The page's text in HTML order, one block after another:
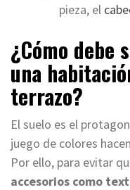
pieza, el
¿Cómo debe
una
terrazo?
El suelo es el
juego de colores
Por ello, para evitar
accesorios como